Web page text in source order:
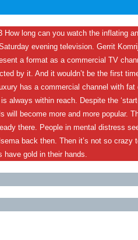
long can you watch the inflating
evening television. Gerrit
a format as a commercial TV
by it. And it wouldn’t be the first
has a commercial channel with
always within reach. Despite the
become more and more popular.
there. People in mental distress
back then. Then it’s not so
have gold in their hands.